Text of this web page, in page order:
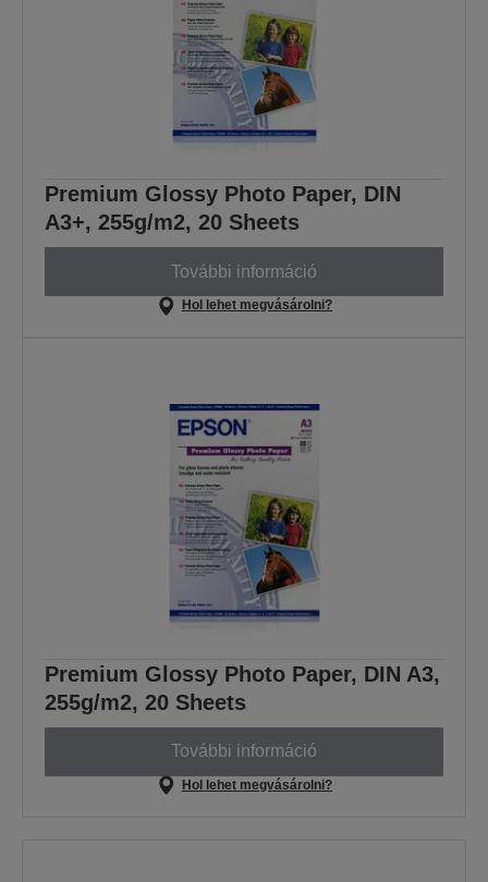
Premium Glossy Photo Paper, DIN
A3+, 255g/m2, 20 Sheets
További információ
Hol lehet megvásárolni?
Premium Glossy Photo Paper, DIN A3,
255g/m2, 20 Sheets
További információ
Hol lehet megvásárolni?